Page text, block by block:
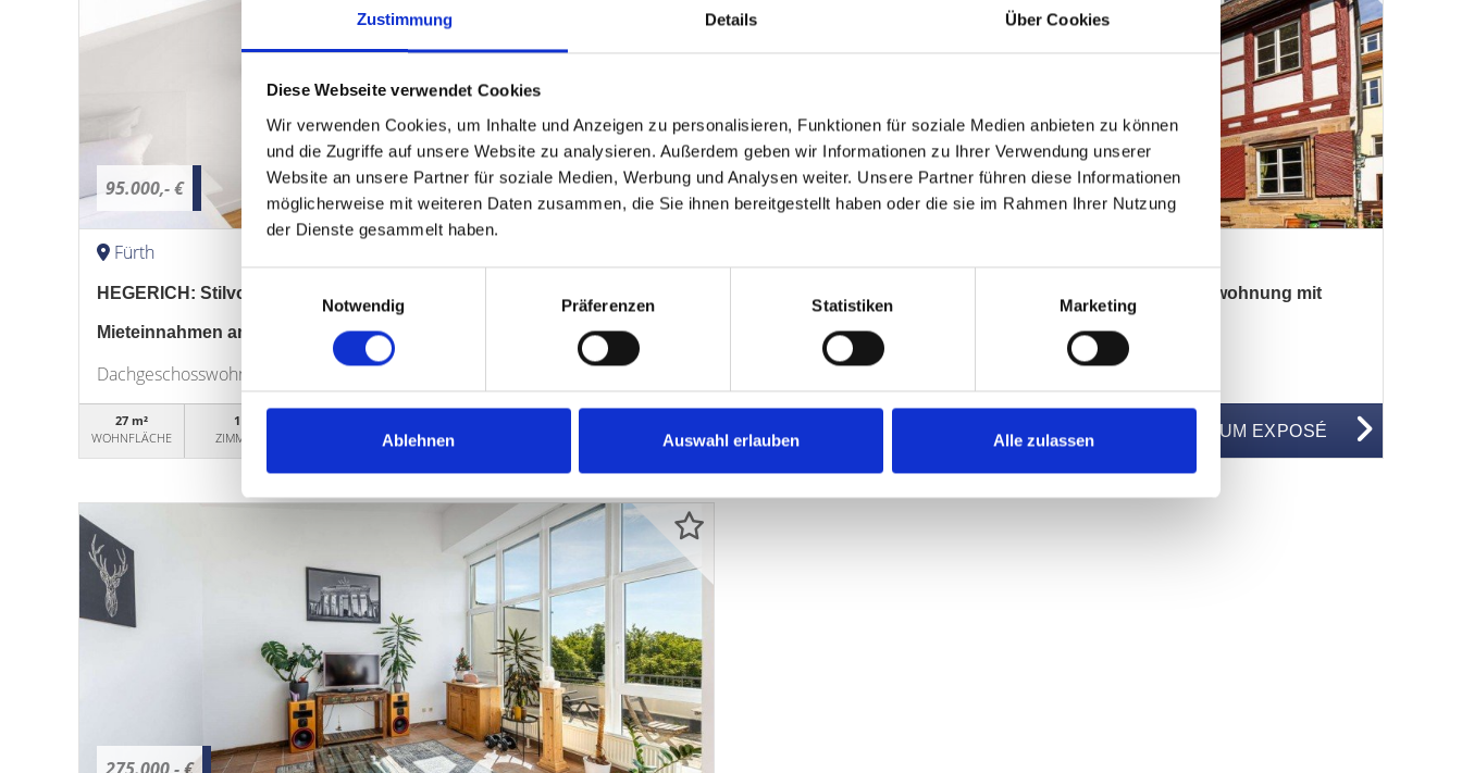
Zustimmung Details Über Cookies
Diese Webseite verwendet Cookies
Wir verwenden Cookies, um Inhalte und Anzeigen zu personalisieren, Funktionen für soziale Medien anbieten zu können
und die Zugriffe auf unsere Website zu analysieren. Außerdem geben wir Informationen zu Ihrer Verwendung unserer
Website an unsere Partner für soziale Medien, Werbung und Analysen weiter. Unsere Partner führen diese Informationen
möglicherweise mit weiteren Daten zusammen, die Sie ihnen bereitgestellt haben oder die sie im Rahmen Ihrer Nutzung
der Dienste gesammelt haben.
Notwendig
Präferenzen Statistiken Marketing
Ablehnen Auswahl erlauben Alle zulassen
95.000,- €
Fürth
HEGERICH: Stilvolles, modernes Apartment mit garantierten
Mieteinnahmen am Golfplatz Fürth
Dachgeschosswohnung
27 m²
WOHNFLÄCHE
1
ZIMMER
OBJEKTNUMMER
239.000,- €
HEGERICH: Charmante Denkmalgeschützte Fachwerkwohnung mit
besonderem Charakter in der Altstadt-Fürth
Etagenwohnung
WOHNFLÄCHE
OBJEKTNUMMER
ZUM EXPOSÉ